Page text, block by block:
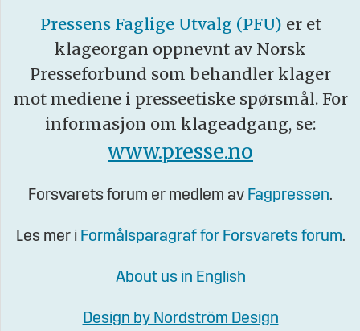
Pressens Faglige Utvalg (PFU) er et
klageorgan oppnevnt av Norsk
Presseforbund som behandler klager
mot mediene i presseetiske spørsmål. For
informasjon om klageadgang, se:
www.presse.no
Forsvarets forum er medlem av Fagpressen.
Les mer i Formålsparagraf for Forsvarets forum.
About us in English
Design by Nordström Design